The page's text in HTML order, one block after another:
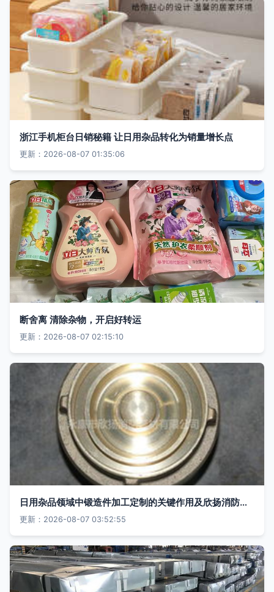
浙江手机柜台日销秘籍 让日用杂品转化为销量增长点
更新：2026-08-07 01:35:06
断舍离 清除杂物，开启好转运
更新：2026-08-07 02:15:10
日用杂品领域中锻造件加工定制的关键作用及欣扬消防的卓越表现
更新：2026-08-07 03:52:55